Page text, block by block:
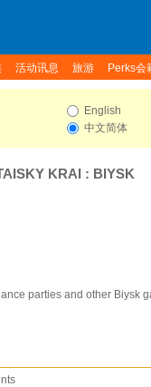
活动讯息 旅游 Perks会
English
中文简体
KRAI : BIYSK
parties and other Biysk